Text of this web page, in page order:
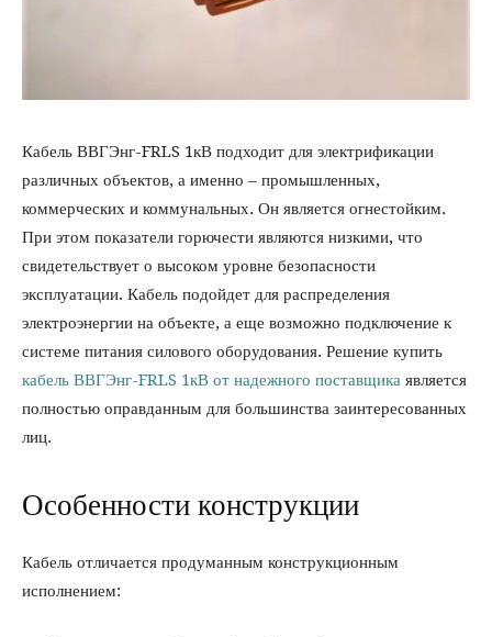
Кабель ВВГЭнг-FRLS 1кВ подходит для электрификации
различных объектов, а именно – промышленных,
коммерческих и коммунальных. Он является огнестойким.
При этом показатели горючести являются низкими, что
свидетельствует о высоком уровне безопасности
эксплуатации. Кабель подойдет для распределения
электроэнергии на объекте, а еще возможно подключение к
системе питания силового оборудования. Решение купить
кабель ВВГЭнг-FRLS 1кВ от надежного поставщика является
полностью оправданным для большинства заинтересованных
лиц.
Особенности конструкции
Кабель отличается продуманным конструкционным
исполнением: